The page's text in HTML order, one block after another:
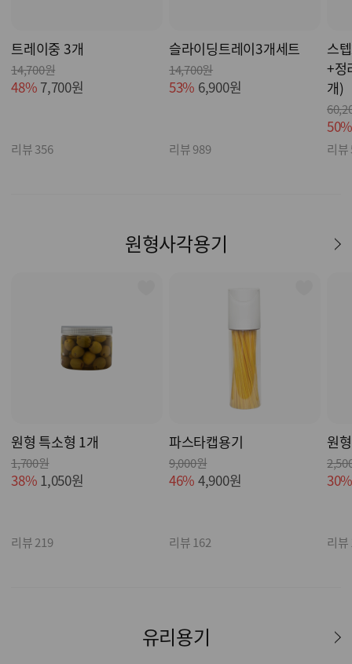
트레이중 3개
14,700원
48% 7,700원
리뷰 356
슬라이딩트레이3개세트
14,700원
53% 6,900원
리뷰 989
스
+정
개)
리뷰
원형사각용기
원형 특소형 1개
1,700원
38% 1,050원
리뷰 219
파스타캡용기
9,000원
46% 4,900원
리뷰 162
원
리뷰
유리용기